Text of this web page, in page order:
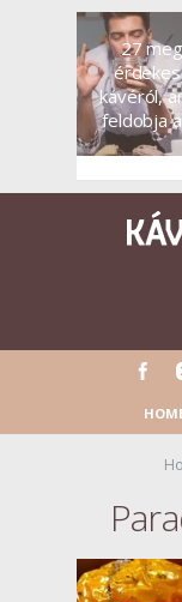
27
kávéról,
feldobja